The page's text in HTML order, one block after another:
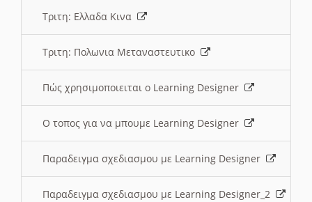
Τριτη: Ελλαδα Κινα
Τριτη: Πολωνια Μεταναστευτικο
Πώς χρησιμοποιειται ο Learning Designer
O τοπος για να μπουμε Learning Designer
Παραδειγμα σχεδιασμου με Learning Designer
Παραδειγμα σχεδιασμου με Learning Designer_2